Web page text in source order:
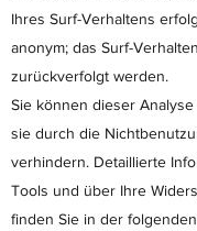
Ihres Surf-Verhaltens
anonym; das Surf-
zurückverfolgt werden.
Sie können dieser
sie durch die
verhindern. Detaillierte
Tools und über Ihre
finden Sie in der folgenden